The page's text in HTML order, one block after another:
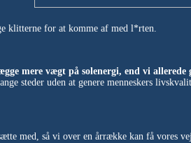
klitterne for at komme af med l*rten.
mere vægt på solenergi, end vi allerede
steder uden at genere menneskers
med, så vi over en årrække kan få vores